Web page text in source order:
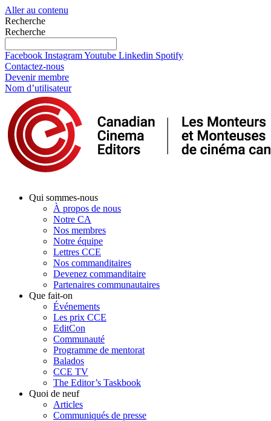
Aller au contenu
Recherche
Recherche
Facebook InstagramYoutube Linkedin Spotify
Contactez-nous
Devenir membre
Nom d’utilisateur
Qui sommes-nous
À propos de nous
Notre CA
Nos membres
Notre équipe
Lettres CCE
Nos commanditaires
Devenez commanditaire
Partenaires communautaires
Que fait-on
Événements
Les prix CCE
EditCon
Communauté
Programme de mentorat
Balados
CCE TV
The Editor’s Taskbook
Quoi de neuf
Articles
Communiqués de presse